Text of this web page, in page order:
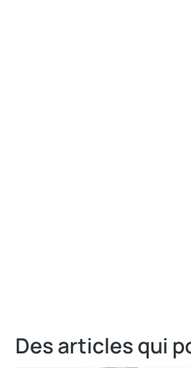
Des articles qui